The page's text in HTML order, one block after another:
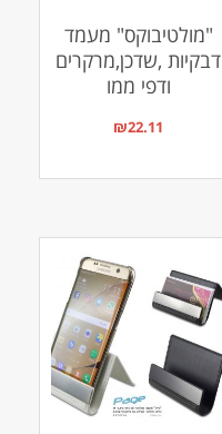
"מולטיבוקס" מעמד
דבקיות ,שדכן,מרקרים
ודפי ממו
₪22.11